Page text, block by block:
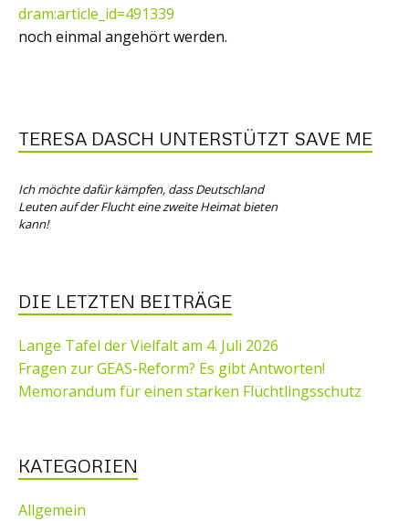
dram:article_id=491339
noch einmal angehört werden.
TERESA DASCH UNTERSTÜTZT SAVE ME
Ich möchte dafür kämpfen, dass Deutschland
Leuten auf der Flucht eine zweite Heimat bieten
kann!
DIE LETZTEN BEITRÄGE
Lange Tafel der Vielfalt am 4. Juli 2026
Fragen zur GEAS-Reform? Es gibt Antworten!
Memorandum für einen starken Flüchtlingsschutz
KATEGORIEN
Allgemein